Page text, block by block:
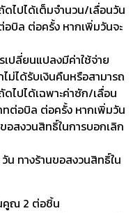
ดไปได้เต็มจำนวน/เลื่อนวัน
อบิล ต่อครั้ง หากเพิ่มวันจะ
ปลี่ยนแปลงมีค่าใช้จ่าย
ได้รับเงินคืนหรือสามารถ
ดไปได้เฉพาะค่าซัก/เลื่อน
ทต่อบิล ต่อครั้ง หากเพิ่มวัน
อสงวนสิทธิ์ในการบอกเลิก
น ทางร้านขอสงวนสิทธิ์ใน
คูณ 2 ต่อชิ้น